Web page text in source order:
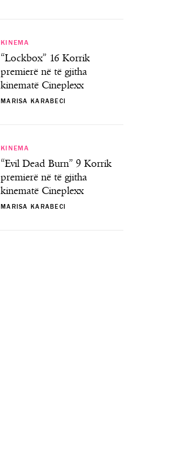
KINEMA
“Lockbox” 16 Korrik
premierë në të gjitha
kinematë Cineplexx
MARISA KARABECI
KINEMA
“Evil Dead Burn” 9 Korrik
premierë në të gjitha
kinematë Cineplexx
MARISA KARABECI